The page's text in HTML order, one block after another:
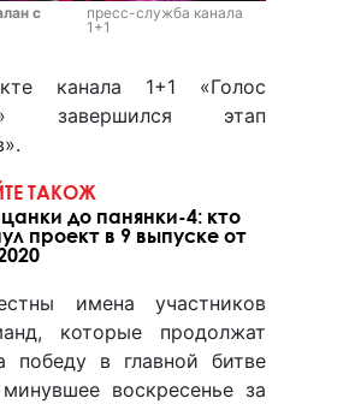
с
пресс-служба канала
1+1
канала 1+1 «Голос
завершился этап
ТАКОЖ
до панянки-4: кто
проект в 9 выпуске от
имена участников
которые продолжат
победу в главной битве
воскресенье за